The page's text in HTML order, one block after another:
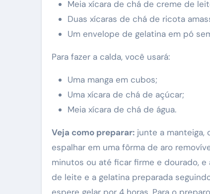
Meia xícara de chá de creme de
Duas xícaras de chá de ricota
Um envelope de gelatina em pó
Para fazer a calda, você usará:
Uma manga em cubos;
Uma xícara de chá de açúcar;
Meia xícara de chá de água.
Veja como preparar: junte a manteiga,
espalhar em uma fôrma de aro
minutos ou até ficar firme e dourado,
de leite e a gelatina preparada